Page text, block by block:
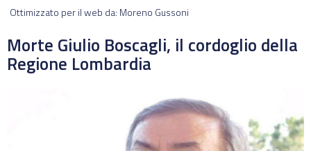
Ottimizzato per il web da: Moreno Gussoni
Morte Giulio Boscagli, il cordoglio della
Regione Lombardia